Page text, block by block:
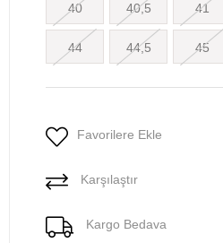
40 40,5 41
44 44,5 45
Favorilere Ekle
Karşılaştır
Kargo Bedava